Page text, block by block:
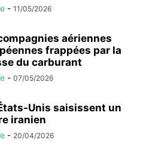
- 11/05/2026
aériennes
frappées par la
du carburant
- 07/05/2026
Unis saisissent un
iranien
- 20/04/2026